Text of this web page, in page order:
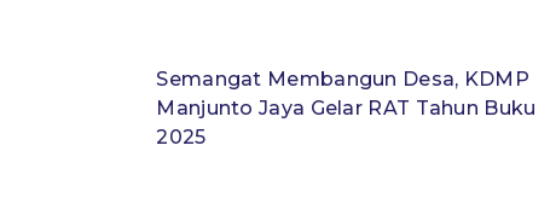
Semangat Membangun Desa, KDMP
Manjunto Jaya Gelar RAT Tahun Buku
2025